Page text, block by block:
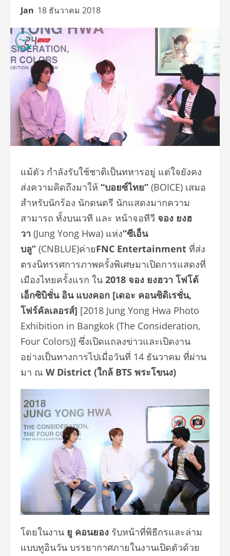
Jan 18 ธันวาคม 2018
แม้ตัว กำลังรับใช้ชาติเป็นทหารอยู่ แต่ใจยังคง
ส่งความคิดถึงมาให้ “บอยซ์ไทย” (BOICE) เสมอ
สำหรับนักร้อง นักดนตรี นักแสดงมากความ
สามารถ ทั้งบนเวที และ หน้าจอทีวี จอง ยงฮ
วา (Jung Yong Hwa) แห่ง“ซีเอ็น
บลู” (CNBLUE)ค่ายFNC Entertainment ที่ส่ง
ตรงนิทรรศการภาพครั้งพิเศษมาเปิดการแสดงที่
เมืองไทยครั้งแรก ใน 2018 จอง ยงฮวา โฟโต้
เอ็กซิบิชั่น อิน แบงคอก [เดอะ คอนซิดิเรชั่น,
โฟร์คัลเลอรส์] [2018 Jung Yong Hwa Photo
Exhibition in Bangkok (The Consideration,
Four Colors)] ซึ่งเปิดแถลงข่าวและเปิดงาน
อย่างเป็นทางการไปเมื่อวันที่ 14 ธันวาคม ที่ผ่าน
มา ณ W District (ใกล้ BTS พระโขนง)
โดยในงาน ยู คอนยอง รับหน้าที่พิธีกรและล่าม
แบบทูอินวัน บรรยากาศภายในงานเปิดตัวด้วย